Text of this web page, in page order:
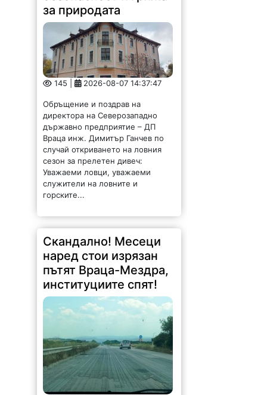
2026-08-07 14:37:47
Обръщение и поздрав на
директора на Северозападно
държавно предприятие – ДП
Враца инж. Димитър Ганчев по
сезон за прелетен дивеч:
Уважаеми ловци, уважаеми
служители на ловните и
горските...
Скандално! Месеци
наред стои изрязан
пътят Враца-Мездра,
институциите спят!
1040 | 2026-08-07 13:53:08
От няколко месеца главният път
Враца-Мездра стои с премахнат
горен слой на асфалта, но до